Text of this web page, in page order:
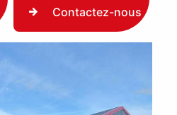
Contactez-nous